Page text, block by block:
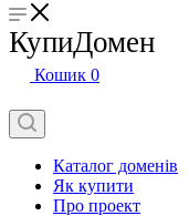
КупиДомен
Кошик 0
Каталог доменів
Як купити
Про проект